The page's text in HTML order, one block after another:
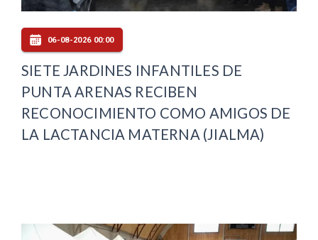
06-08-2026 00:00
SIETE JARDINES INFANTILES DE
PUNTA ARENAS RECIBEN
RECONOCIMIENTO COMO AMIGOS DE
LA LACTANCIA MATERNA (JIALMA)